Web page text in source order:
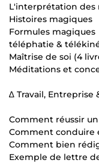
L'interprétation des
Histoires magiques
Formules magiques
téléphatie &
Maîtrise de soi (4
Méditations et
∆ Travail, Entreprise
Comment réussir
Comment conduire
Comment bien
Exemple de lettre